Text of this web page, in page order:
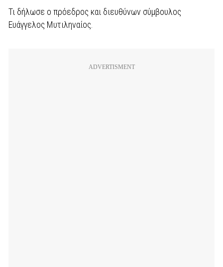
Τι δήλωσε ο πρόεδρος και διευθύνων σύμβουλος
Ευάγγελος Μυτιληναίος.